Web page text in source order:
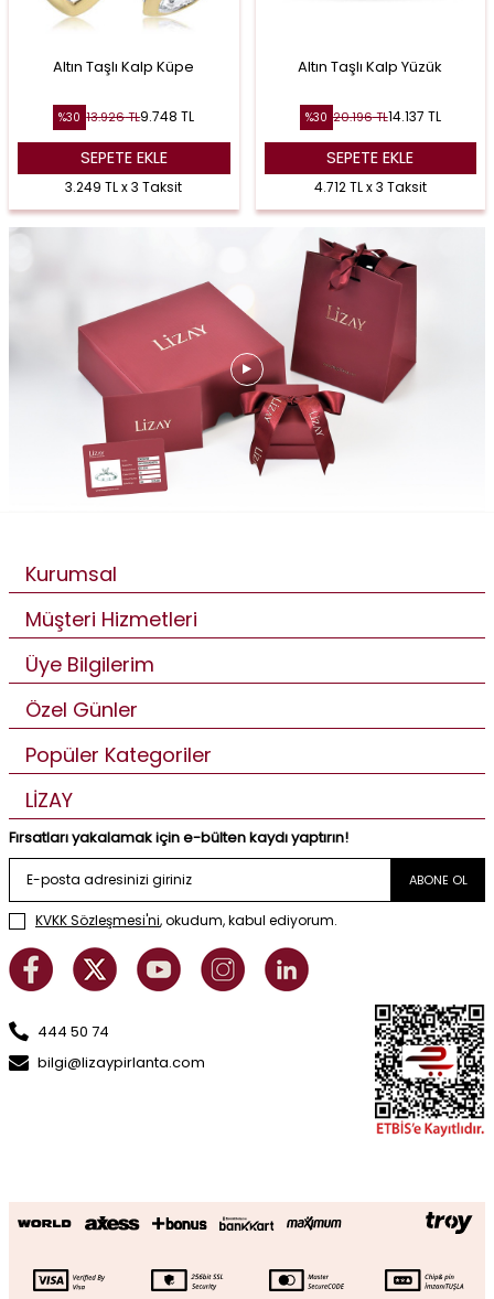
Altın Taşlı Kalp Küpe
%30 13.926TL9.748 TL
SEPETE EKLE
3.249 TL x 3 Taksit
Altın Taşlı Kalp Yüzük
%30 20.196TL14.137 TL
SEPETE EKLE
4.712 TL x 3 Taksit
Kurumsal
Müşteri Hizmetleri
Üye Bilgilerim
Özel Günler
Popüler Kategoriler
LİZAY
Fırsatları yakalamak için e-bülten kaydı yaptırın!
ABONE OL
KVKK Sözleşmesi'ni, okudum, kabul ediyorum.
444 50 74
bilgi@lizaypirlanta.com